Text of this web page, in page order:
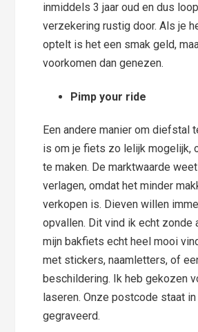
inmiddels 3 jaar oud en dus
verzekering rustig door. Als je
optelt is het een smak geld,
voorkomen dan genezen.
Pimp your ride
Een andere manier om diefstal
is om je fiets zo lelijk mogelijk,
te maken. De marktwaarde
verlagen, omdat het minder
verkopen is. Dieven willen
opvallen. Dit vind ik echt zonde
mijn bakfiets echt heel mooi
met stickers, naamletters, of
beschildering. Ik heb gekozen
laseren. Onze postcode staat
gegraveerd.